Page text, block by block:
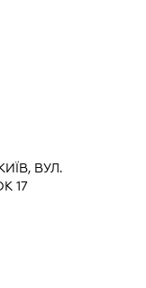
ВУЛ.
17